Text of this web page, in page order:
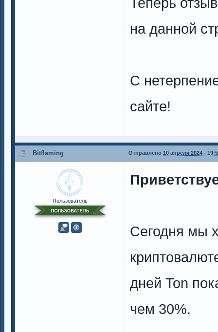
на данной
С
сайте!
Bitflaming Отправлено 10 апреля 2024 -
Пользователь
Сегодня мы
дней Ton
чем 30%.